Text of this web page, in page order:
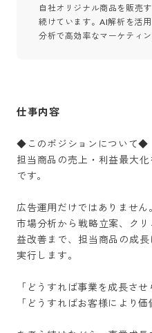
自社オリジナル商品を販売
続けています。AI解析を活
分析で高効率なマーケティ
仕事内容
◆このポジションについて◆
担当商品の売上・利益最大
です。
広告運用だけではありません
市場分析から戦略立案、ク
益改善まで、担当商品の成
実行します。
「どうすれば事業を成長させ
「どうすればお客様により価